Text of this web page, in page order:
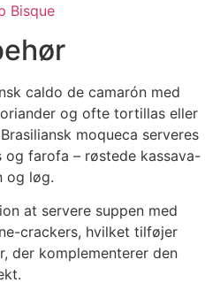
Bisque
caldo de camarón med
og ofte tortillas eller
moqueca serveres
farofa – røstede kassava-
og løg.
at servere suppen med
crackers, hvilket tilføjer
der komplementerer den